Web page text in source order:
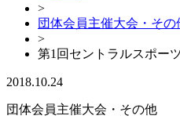
>
団体会員主催大会・その
>
第1回セントラルスポー
2018.10.24
団体会員主催大会・その他